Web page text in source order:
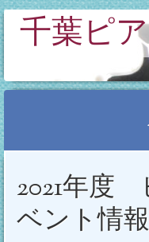
千葉ピ
ン
2021年度
ベント情報